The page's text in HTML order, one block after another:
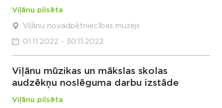
Viļānu pilsēta
Viļānu novadpētniecības muzejs
01.11.2022 - 30.11.2022
Viļānu mūzikas un mākslas skolas
audzēkņu noslēguma darbu izstāde
Viļānu pilsēta